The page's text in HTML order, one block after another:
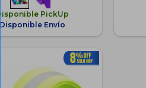
Disponible PickUp
Disponible Envío